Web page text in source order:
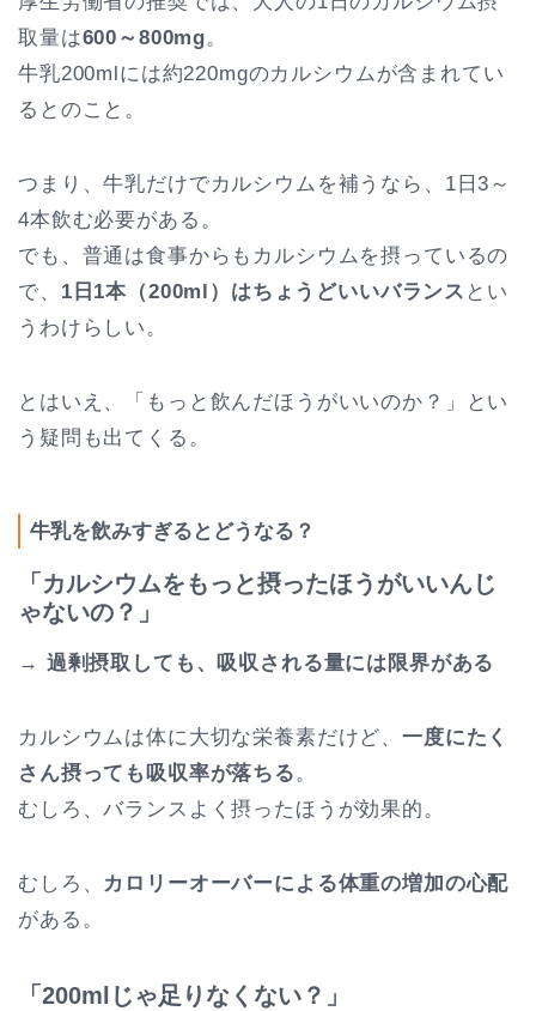
取量は600～800mg。
牛乳200mlには約220mgのカルシウムが含まれてい
るとのこと。
つまり、牛乳だけでカルシウムを補うなら、1日3～
4本飲む必要がある。
でも、普通は食事からもカルシウムを摂っているの
で、 1日1本（200ml）はちょうどいいバランス とい
うわけらしい。
とはいえ、「もっと飲んだほうがいいのか？」とい
う疑問も出てくる。
牛乳を飲みすぎるとどうなる？
「カルシウムをもっと摂ったほうがいいんじ
ゃないの？」
→ 過剰摂取しても、吸収される量には限界がある
カルシウムは体に大切な栄養素だけど、一度にたく
さん摂っても吸収率が落ちる。
むしろ、バランスよく摂ったほうが効果的。
むしろ、 カロリーオーバーによる体重の増加の心配
がある。
「200mlじゃ足りなくない？」